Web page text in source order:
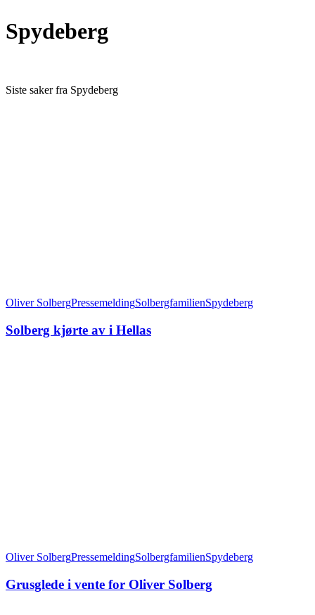
Spydeberg
Siste saker fra Spydeberg
Oliver SolbergPressemeldingSolbergfamilienSpydeberg
Solberg kjørte av i Hellas
Oliver SolbergPressemeldingSolbergfamilienSpydeberg
Grusglede i vente for Oliver Solberg